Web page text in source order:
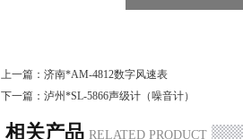
上一篇： 济南*AM-4812数字风速表
下一篇： 泸州*SL-5866声级计（噪音计）
相关产品 RELATED PRODUCT